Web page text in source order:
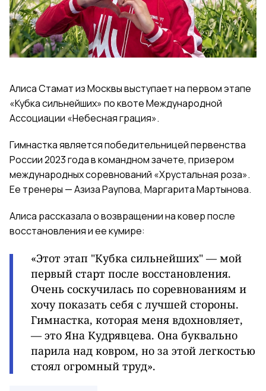
Алиса Стамат из Москвы выступает на первом этапе
«Кубка сильнейших» по квоте Международной
Ассоциации «Небесная грация».
Гимнастка является победительницей первенства
России 2023 года в командном зачете, призером
международных соревнований «Хрустальная роза».
Ее тренеры — Азиза Раупова, Маргарита Мартынова.
Алиса рассказала о возвращении на ковер после
восстановления и ее кумире:
«Этот этап "Кубка сильнейших" — мой
первый старт после восстановления.
Очень соскучилась по соревнованиям и
хочу показать себя с лучшей стороны.
Гимнастка, которая меня вдохновляет,
— это Яна Кудрявцева. Она буквально
парила над ковром, но за этой легкостью
стоял огромный труд».